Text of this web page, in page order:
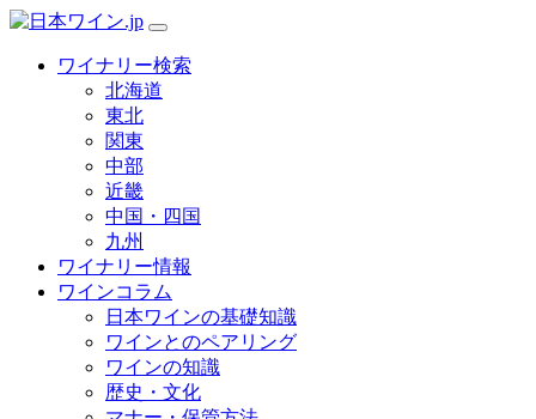
ワイナリー検索
北海道
東北
関東
中部
近畿
中国・四国
九州
ワイナリー情報
ワインコラム
日本ワインの基礎知識
ワインとのペアリング
ワインの知識
歴史・文化